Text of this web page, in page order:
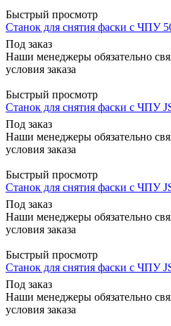
Быстрый просмотр
Станок для снятия фаски с ЧПУ
Под заказ
Наши менеджеры обязательно
условия заказа
Быстрый просмотр
Станок для снятия фаски с ЧПУ
Под заказ
Наши менеджеры обязательно
условия заказа
Быстрый просмотр
Станок для снятия фаски с ЧПУ
Под заказ
Наши менеджеры обязательно
условия заказа
Быстрый просмотр
Станок для снятия фаски с ЧПУ
Под заказ
Наши менеджеры обязательно
условия заказа